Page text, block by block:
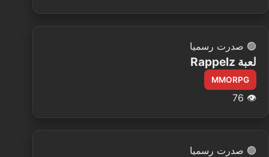
🟢 صدرت رسميا
لعبة Rappelz
MMORPG
👁️
76
🟢 صدرت رسميا